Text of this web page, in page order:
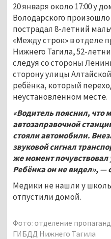
20 января около 17:00 у
Володарского
пострадал 8-летний
«Между строк» в отделе
Нижнего Тагила, 52-
следуя со стороны​
сторону улицы
ребёнка, который
неустановленном месте.
«Водитель пояснил, что
автозаправочной
стояли автомобили.
звуковой сигнал
же момент почувствовал
Ребёнка он не видел», —
Медики не нашли у
отпустили домой.
Фото: отделение
ГИБДД Нижнего Тагила